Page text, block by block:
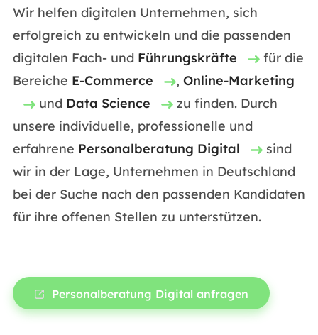
Wir helfen digitalen Unternehmen, sich
erfolgreich zu entwickeln und die passenden
digitalen Fach- und Führungskräfte
für die
Bereiche E-Commerce , Online-Marketing
und Data Science
zu finden. Durch
unsere individuelle, professionelle und
erfahrene Personalberatung Digital
sind
wir in der Lage, Unternehmen in Deutschland
bei der Suche nach den passenden Kandidaten
für ihre offenen Stellen zu unterstützen.
Personalberatung Digital anfragen